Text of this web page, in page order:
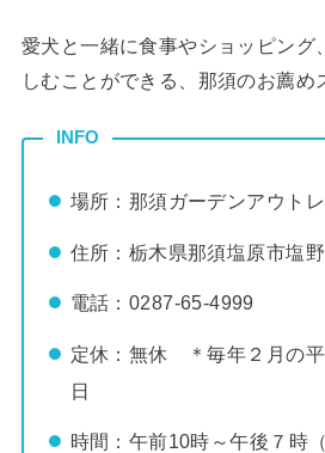
愛犬と一緒に食事やショッピング
しむことができる、那須のお薦め
INFO
場所：那須ガーデンアウトレ
住所：栃木県那須塩原市塩
電話： 0287-65-4999
定休：無休 ＊毎年２月の
日
時間：午前10時～午後７時